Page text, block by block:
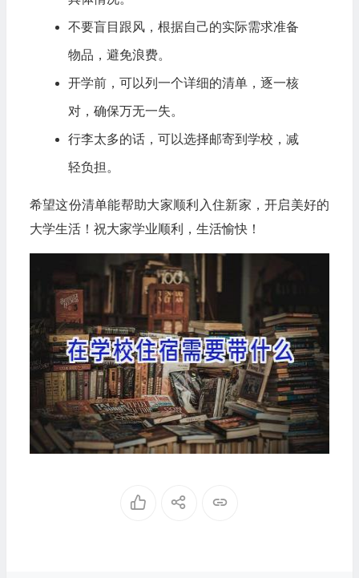
不要盲目跟风，根据自己的实际需求准备
物品，避免浪费。
开学前，可以列一个详细的清单，逐一核
对，确保万无一失。
行李太多的话，可以选择邮寄到学校，减
轻负担。
希望这份清单能帮助大家顺利入住新家，开启美好的
大学生活！祝大家学业顺利，生活愉快！